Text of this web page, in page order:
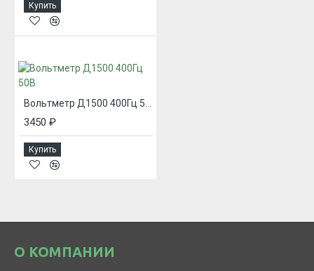
Купить
Вольтметр Д1500 400Гц 50В
3450 ₽
Купить
О КОМПАНИИ